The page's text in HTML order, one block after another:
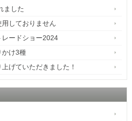
ました
しておりません
レードショー2024
かけ3種
げていただきました！